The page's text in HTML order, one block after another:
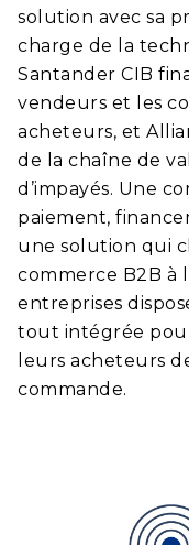
solution avec sa
charge de la
Santander CIB
vendeurs et les
acheteurs, et
de la chaîne de
d’impayés. Une
paiement,
une solution qui
commerce B2B à
entreprises
tout intégrée
leurs acheteurs
commande.